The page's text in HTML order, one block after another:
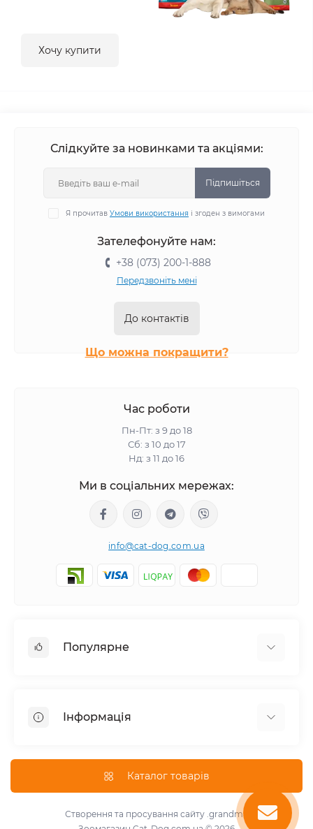
Хочу купити
Слідкуйте за новинками та акціями:
Підпишіться
Я прочитав Умови використання і згоден з вимогами
Зателефонуйте нам:
+38 (073) 200-1-888
Передзвоніть мені
До контактів
Що можна покращити?
Час роботи
Пн-Пт: з 9 до 18
Сб: з 10 до 17
Нд: з 11 до 16
Ми в соціальних мережах:
info@cat-dog.com.ua
Популярне
Вологий корм для котів
Сухий корм для собак
Сухий корм для котів
Паштет для собак
Інформація
Повернення та обмін товарів
Умови використання
Каталог товарів
Створення та просування сайту .grandma